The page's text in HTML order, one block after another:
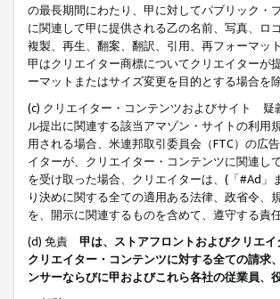
の最長期間にわたり、甲に対してパブリック・
に関連して甲に提供される乙の名前、写真、ロ
複製、再生、翻案、翻訳、引用、再フォーマッ
甲はクリエイター商標についてクリエイターが
ーマットまたはサイズ変更を目的とする場合を
(c) クリエイター・コンテンツおよびサイト 疑
ル提出に関連する該当アマゾン・サイトの利
用される場合、米連邦取引委員会（FTC）の広
イターが、クリエイター・コンテンツに関連し
を受け取った場合、クリエイターは、(「#Ad
り決めに関する全ての適用ある法律、政省令
を、開示に関連するものを含めて、遵守する責
(d) 免責 甲は、ストアフロントおよびクリエ
クリエイター・コンテンツに対する全ての請求
ンサーならびに甲およびこれら各社の従業員、